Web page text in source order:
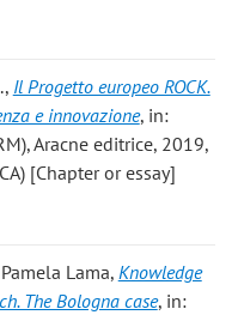
, Il Progetto europeo ROCK.
e innovazione, in:
Aracne editrice, 2019,
[Chapter or essay]
Lama, Knowledge
The Bologna case, in: